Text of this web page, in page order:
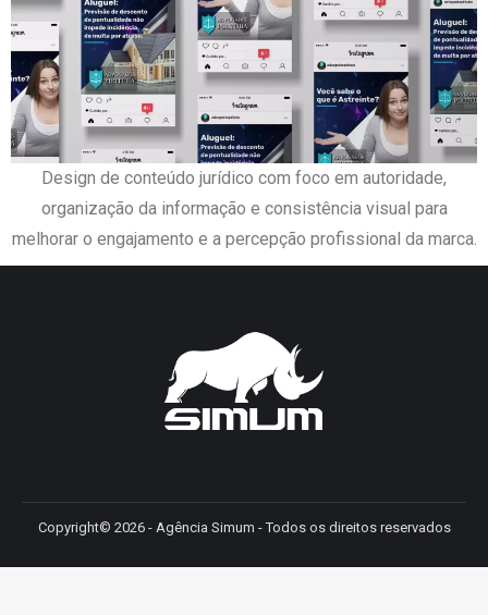
Design de conteúdo jurídico com foco em autoridade,
organização da informação e consistência visual para
melhorar o engajamento e a percepção profissional da marca.
Copyright© 2026 - Agência Simum - Todos os direitos reservados